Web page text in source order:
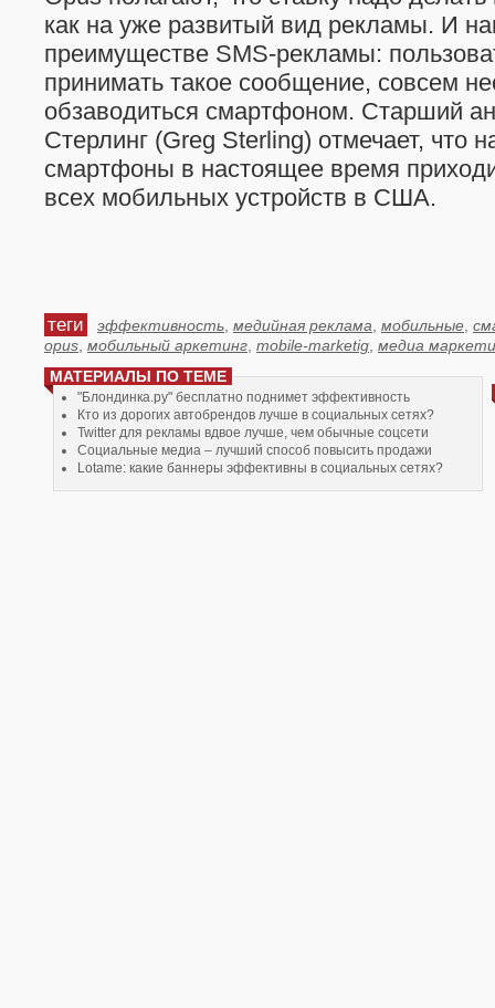
как на уже развитый вид рекламы. И
преимуществе SMS-рекламы:
принимать такое сообщение, совсем
обзаводиться смартфоном. Старший
Стерлинг (Greg Sterling) отмечает, что
смартфоны в настоящее время
всех мобильных устройств в США.
теги эффективность медийная реклама мобильные
opus мобильный аркетинг mobile-marketig медиа
МАТЕРИАЛЫ ПО ТЕМЕ
"Блондинка.ру" бесплатно поднимет эффективность
Кто из дорогих автобрендов лучше в социальных сетях?
Twitter для рекламы вдвое лучше, чем обычные соцсети
Социальные медиа – лучший способ повысить продажи
Lotame: какие баннеры эффективны в социальных сетях?